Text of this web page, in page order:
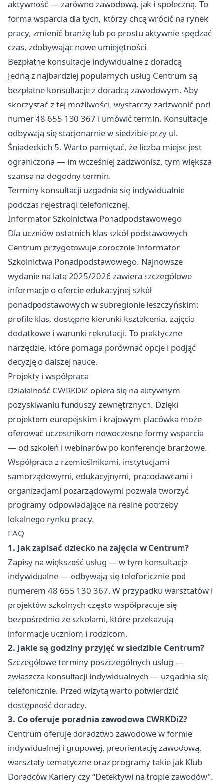
aktywność — zarówno zawodową, jak i społeczną. To
forma wsparcia dla tych, którzy chcą wrócić na rynek
pracy, zmienić branżę lub po prostu aktywnie spędzać
czas, zdobywając nowe umiejętności.
Bezpłatne konsultacje indywidualne z doradcą
Jedną z najbardziej popularnych usług Centrum są
bezpłatne konsultacje z doradcą zawodowym. Aby
skorzystać z tej możliwości, wystarczy zadzwonić pod
numer 48 655 130 367 i umówić termin. Konsultacje
odbywają się stacjonarnie w siedzibie przy ul.
Śniadeckich 5. Warto pamiętać, że liczba miejsc jest
ograniczona — im wcześniej zadzwonisz, tym większa
szansa na dogodny termin.
Terminy konsultacji uzgadnia się indywidualnie
podczas rejestracji telefonicznej.
Informator Szkolnictwa Ponadpodstawowego
Dla uczniów ostatnich klas szkół podstawowych
Centrum przygotowuje corocznie Informator
Szkolnictwa Ponadpodstawowego. Najnowsze
wydanie na lata 2025/2026 zawiera szczegółowe
informacje o ofercie edukacyjnej szkół
ponadpodstawowych w subregionie leszczyńskim:
profile klas, dostępne kierunki kształcenia, zajęcia
dodatkowe i warunki rekrutacji. To praktyczne
narzędzie, które pomaga porównać opcje i podjąć
decyzję o dalszej nauce.
Projekty i współpraca
Działalność CWRKDiZ opiera się na aktywnym
pozyskiwaniu funduszy zewnętrznych. Dzięki
projektom europejskim i krajowym placówka może
oferować uczestnikom nowoczesne formy wsparcia
— od szkoleń i webinarów po konferencje branżowe.
Współpraca z rzemieślnikami, instytucjami
samorządowymi, edukacyjnymi, pracodawcami i
organizacjami pozarządowymi pozwala tworzyć
programy odpowiadające na realne potrzeby
lokalnego rynku pracy.
FAQ
1. Jak zapisać dziecko na zajęcia w Centrum?
Zapisy na większość usług — w tym konsultacje
indywidualne — odbywają się telefonicznie pod
numerem 48 655 130 367. W przypadku warsztatów i
projektów szkolnych często współpracuje się
bezpośrednio ze szkołami, które przekazują
informacje uczniom i rodzicom.
2. Jakie są godziny przyjęć w siedzibie Centrum?
Szczegółowe terminy poszczególnych usług —
zwłaszcza konsultacji indywidualnych — uzgadnia się
telefonicznie. Przed wizytą warto potwierdzić
dostępność doradcy.
3. Co oferuje poradnia zawodowa CWRKDiZ?
Centrum oferuje doradztwo zawodowe w formie
indywidualnej i grupowej, preorientację zawodową,
warsztaty tematyczne oraz programy takie jak Klub
Doradców Kariery czy “Detektywi na tropie zawodów”.